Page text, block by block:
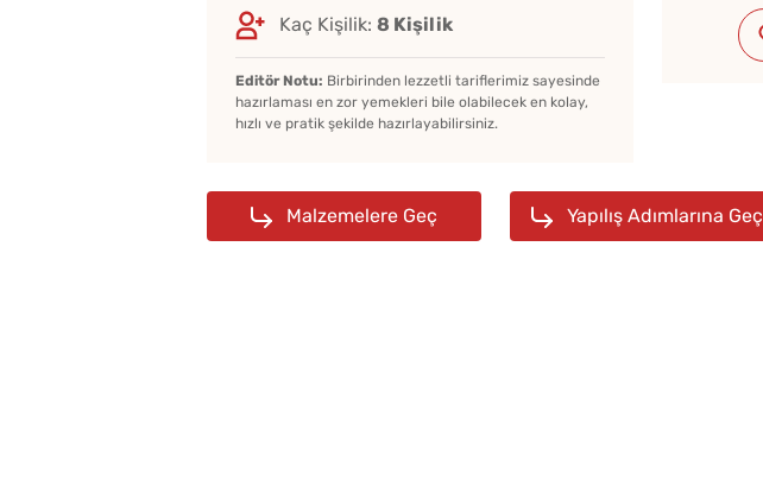
Kaç Kişilik: 8 Kişilik
Editör Notu: Birbirinden lezzetli tariflerimiz sayesinde
hazırlaması en zor yemekleri bile olabilecek en kolay,
hızlı ve pratik şekilde hazırlayabilirsiniz.
Malzemelere Geç Yapılış Adımlarına Geç